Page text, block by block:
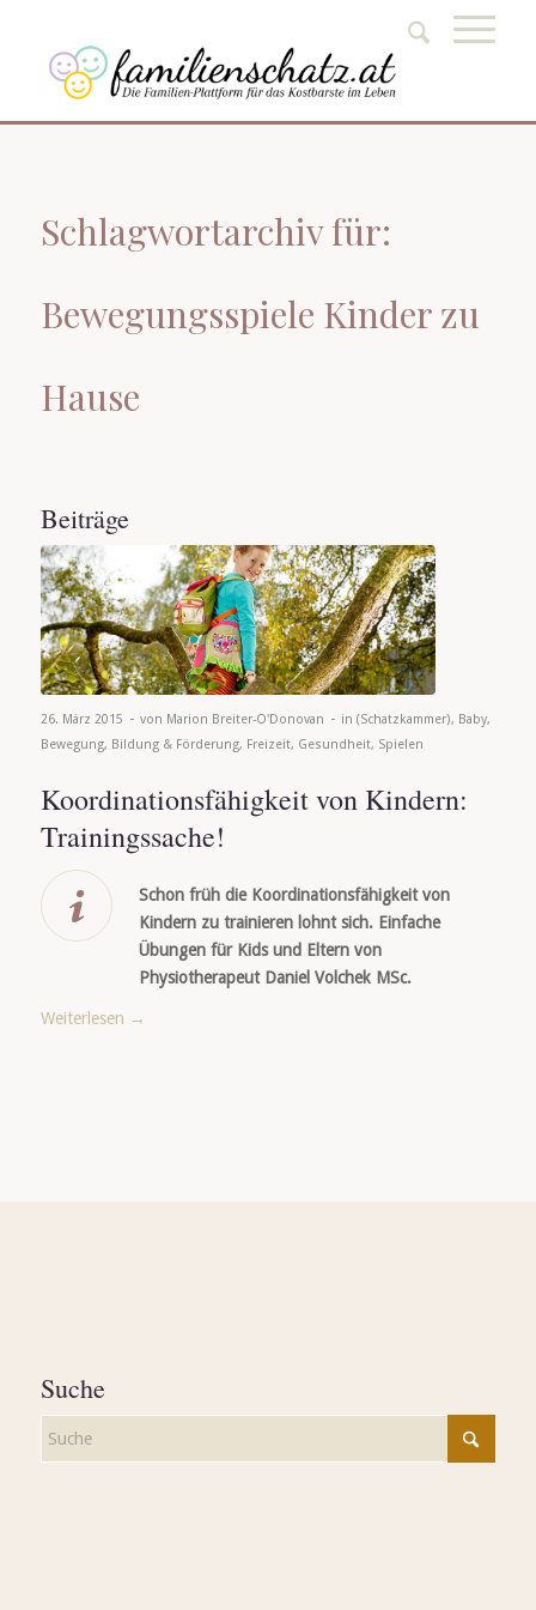
Schlagwortarchiv für:
Bewegungsspiele Kinder zu
Hause
Beiträge
26. März 2015 - von Marion Breiter-O'Donovan - in (Schatzkammer), Baby,
Bewegung, Bildung & Förderung, Freizeit, Gesundheit, Spielen
Koordinationsfähigkeit von Kindern:
Trainingssache!
Schon früh die Koordinationsfähigkeit von
Kindern zu trainieren lohnt sich. Einfache
Übungen für Kids und Eltern von
Physiotherapeut Daniel Volchek MSc.
Weiterlesen →
Suche